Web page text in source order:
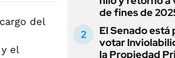
del
el
de fines de
El Senado está
votar
la Propiedad